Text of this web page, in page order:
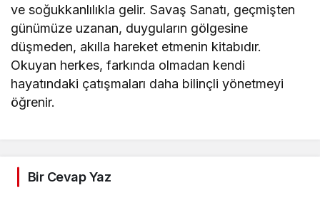
ve soğukkanlılıkla gelir. Savaş Sanatı, geçmişten
günümüze uzanan, duyguların gölgesine
düşmeden, akılla hareket etmenin kitabıdır.
Okuyan herkes, farkında olmadan kendi
hayatındaki çatışmaları daha bilinçli yönetmeyi
öğrenir.
Bir Cevap Yaz